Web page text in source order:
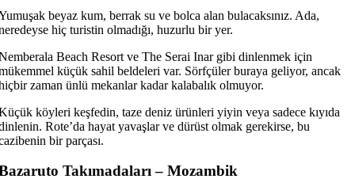
beyaz kum, berrak su ve bolca alan bulacaksınız. Ada,
hiç turistin olmadığı, huzurlu bir yer.
Beach Resort ve The Serai Inar gibi dinlenmek için
küçük sahil beldeleri var. Sörfçüler buraya geliyor, ancak
zaman ünlü mekanlar kadar kalabalık olmuyor.
köyleri keşfedin, taze deniz ürünleri yiyin veya sadece kıyıda
Rote’da hayat yavaşlar ve dürüst olmak gerekirse, bu
bir parçası.
Takımadaları – Mozambik